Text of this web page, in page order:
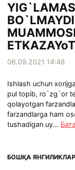
06.09.2021 14:48
Ishlash uchun
pul topib, ro`zg`or
qolayotgan
farzandlarga ham
tushadigan uy...
БОШҚА ЯНГИЛИКЛАР